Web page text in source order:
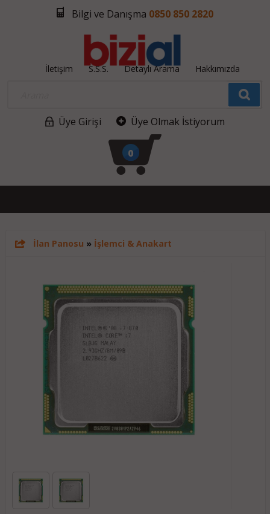
Bilgi ve Danışma 0850 850 2820
İletişim S.S.S. Detaylı Arama Hakkımızda
Üye Girişi Üye Olmak İstiyorum
0
İlan Panosu » İşlemci & Anakart